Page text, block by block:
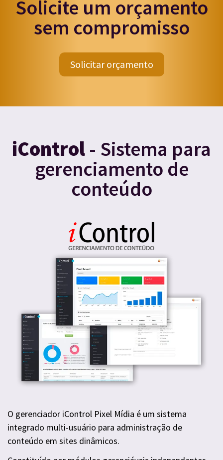
Solicite um orçamento
sem compromisso
Solicitar orçamento
iControl - Sistema para
gerenciamento de
conteúdo
O gerenciador iControl Pixel Mídia é um sistema
integrado multi-usuário para administração de
conteúdo em sites dinâmicos.